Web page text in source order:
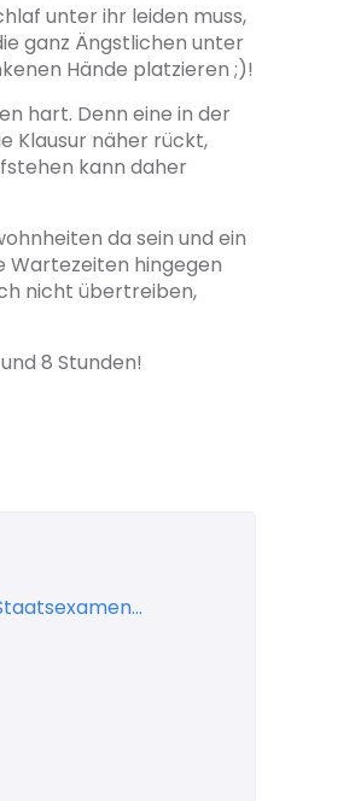
unter ihr leiden muss,
ganz Ängstlichen unter
Hände platzieren ;)!
hart. Denn eine in der
Klausur näher rückt,
kann daher
da sein und ein
Wartezeiten hingegen
nicht übertreiben,
8 Stunden!